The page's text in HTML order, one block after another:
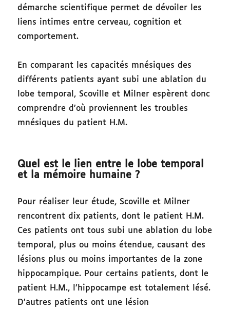
démarche scientifique permet de dévoiler les
liens intimes entre cerveau, cognition et
comportement.
En comparant les capacités mnésiques des
différents patients ayant subi une ablation du
lobe temporal, Scoville et Milner espèrent donc
comprendre d’où proviennent les troubles
mnésiques du patient H.M.
Quel est le lien entre le lobe temporal
et la mémoire humaine ?
Pour réaliser leur étude, Scoville et Milner
rencontrent dix patients, dont le patient H.M.
Ces patients ont tous subi une ablation du lobe
temporal, plus ou moins étendue, causant des
lésions plus ou moins importantes de la zone
hippocampique. Pour certains patients, dont le
patient H.M., l’hippocampe est totalement lésé.
D’autres patients ont une lésion